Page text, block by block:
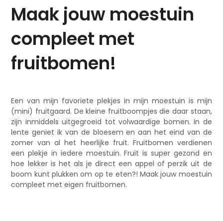
Maak jouw moestuin
compleet met
fruitbomen!
Een van mijn favoriete plekjes in mijn moestuin is mijn
(mini) fruitgaard. De kleine fruitboompjes die daar staan,
zijn inmiddels uitgegroeid tot volwaardige bomen. In de
lente geniet ik van de bloesem en aan het eind van de
zomer van al het heerlijke fruit. Fruitbomen verdienen
een plekje in iedere moestuin. Fruit is super gezond en
hoe lekker is het als je direct een appel of perzik uit de
boom kunt plukken om op te eten?! Maak jouw moestuin
compleet met eigen fruitbomen.